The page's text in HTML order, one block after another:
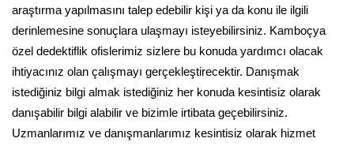
araştırma yapılmasını talep edebilir kişi ya da konu ile ilgili
derinlemesine sonuçlara ulaşmayı isteyebilirsiniz. Kamboçya
özel dedektiflik ofislerimiz sizlere bu konuda yardımcı olacak
ihtiyacınız olan çalışmayı gerçekleştirecektir. Danışmak
istediğiniz bilgi almak istediğiniz her konuda kesintisiz olarak
danışabilir bilgi alabilir ve bizimle irtibata geçebilirsiniz.
Uzmanlarımız ve danışmanlarımız kesintisiz olarak hizmet